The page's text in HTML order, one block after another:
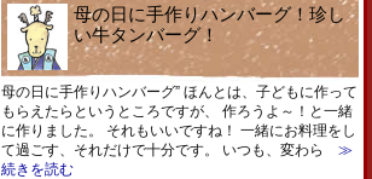
母の日に手作りハンバーグ！珍し
い牛タンバーグ！
母の日に手作りハンバーグ” ほんとは、子どもに作って
もらえたらというところですが、 作ろうよ～！と一緒
に作りました。 それもいいですね！ 一緒にお料理をし
て過ごす、それだけで十分です。 いつも、変わら
≫
続きを読む